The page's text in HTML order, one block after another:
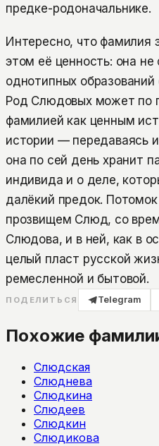
предке-родоначальнике.
Интересно, что фамилия
этом её ценность: она не
однотипных
Род Слюдовых может по
фамилией как ценным
истории — передаваясь
она по сей день хранит
индивида и о деле,
далёкий предок.
прозвищем Слюд, со
Слюдова, и в ней, как в
целый пласт русской
ремесленной и бытовой.
ПОДЕЛИТЬСЯ Telegram
Похожие
Слюдская
Слюднева
Слюдкина
Слюдеев
Слюдкин
Слюдикова